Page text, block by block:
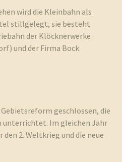
wird die Kleinbahn als
stillgelegt, sie besteht
der Klöcknerwerke
und der Firma Bock
geschlossen, die
unterrichtet. Im gleichen Jahr
2. Weltkrieg und die neue